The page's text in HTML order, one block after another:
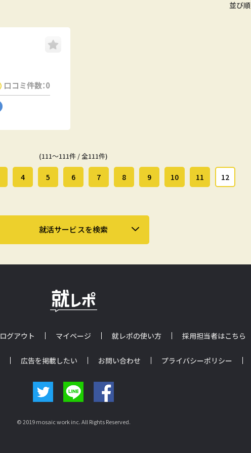
並び順
口コミ件数：0
(111～111件 / 全111件)
4 5 6 7 8 9 10 11 12
就活サービスを検索
ログアウト マイページ 就レポの使い方 採用担当者はこちら
広告を掲載したい お問い合わせ プライバシーポリシー
© 2019 mosaic work inc. All Rights Reserved.